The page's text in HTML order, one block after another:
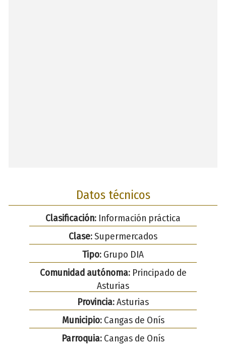
Datos técnicos
Clasificación: Información práctica
Clase:Supermercados
Tipo: Grupo DIA
Comunidad autónoma:Principado de
Asturias
Provincia:Asturias
Municipio:Cangas de Onís
Parroquia: Cangas de Onís